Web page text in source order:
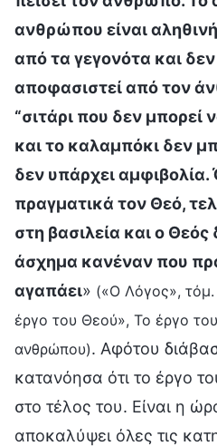
ανθρώπου είναι
από τα γεγονότα και
αποφασιστεί από τον
“σιτάρι που δεν μπορεί
και το καλαμπόκι δεν
δεν υπάρχει αμφιβολία.
πραγματικά τον Θεό,
στη βασιλεία και ο Θεός
άσχημα κανέναν που
αγαπάει» («Ο Λόγος», τόμ.
έργο του Θεού», Το έργο
ανθρώπου). Αφότου
κατανόησα ότι το έργο
στο τέλος του. Είναι η
αποκαλύψει όλες τις